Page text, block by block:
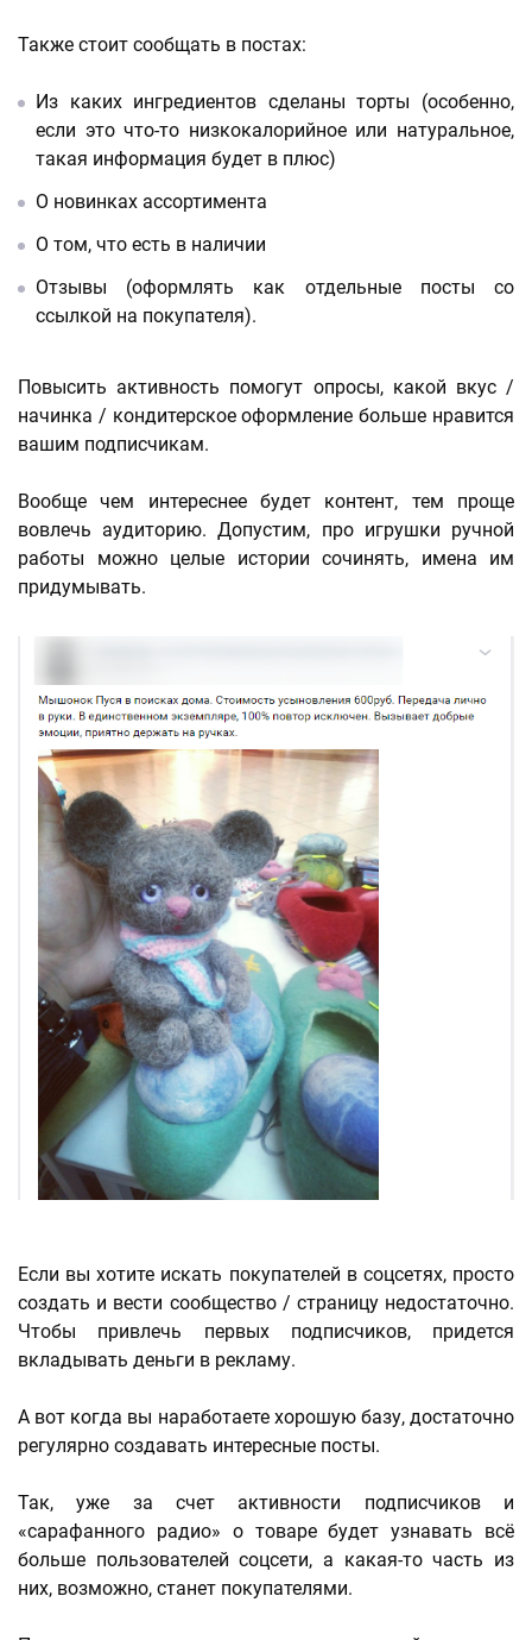
Также стоит сообщать в постах:
Из каких ингредиентов сделаны торты (особенно,
если это что-то низкокалорийное или натуральное,
такая информация будет в плюс)
О новинках ассортимента
О том, что есть в наличии
Отзывы (оформлять как отдельные посты со
ссылкой на покупателя).
Повысить активность помогут опросы, какой вкус /
начинка / кондитерское оформление больше нравится
вашим подписчикам.
Вообще чем интереснее будет контент, тем проще
вовлечь аудиторию. Допустим, про игрушки ручной
работы можно целые истории сочинять, имена им
придумывать.
Если вы хотите искать покупателей в соцсетях, просто
создать и вести сообщество / страницу недостаточно.
Чтобы привлечь первых подписчиков, придется
вкладывать деньги в рекламу.
А вот когда вы наработаете хорошую базу, достаточно
регулярно создавать интересные посты.
Так, уже за счет активности подписчиков и
«сарафанного радио» о товаре будет узнавать всё
больше пользователей соцсети, а какая-то часть из
них, возможно, станет покупателями.